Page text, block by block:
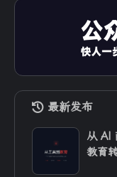
最新发布
从 AI
教育